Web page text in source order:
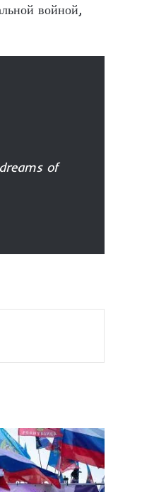
войной,
of